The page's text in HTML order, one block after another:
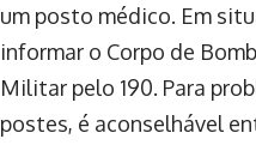
um posto médico. Em
informar o Corpo de
Militar pelo 190. Para
postes, é aconselhável